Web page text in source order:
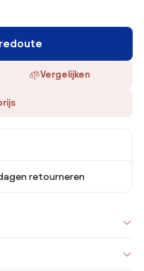
Vergelijken
retourneren